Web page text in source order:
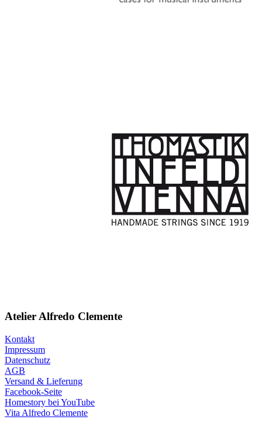
Atelier Alfredo Clemente
Kontakt
Impressum
Datenschutz
AGB
Versand & Lieferung
Facebook-Seite
Homestory bei YouTube
Vita Alfredo Clemente